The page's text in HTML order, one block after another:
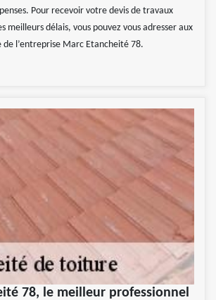
Pour recevoir votre devis de travaux
meilleurs délais, vous pouvez vous adresser aux
de l’entreprise Marc Etancheité 78.
78, le meilleur professionnel